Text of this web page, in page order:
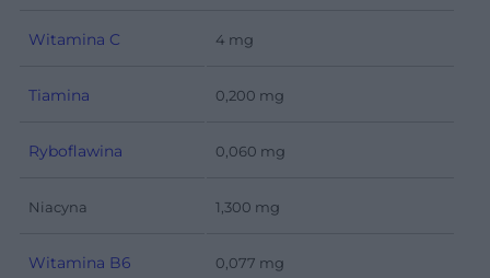
Witamina C 4 mg
Tiamina 0,200 mg
Ryboflawina 0,060 mg
Niacyna 1,300 mg
Witamina B6 0,077 mg